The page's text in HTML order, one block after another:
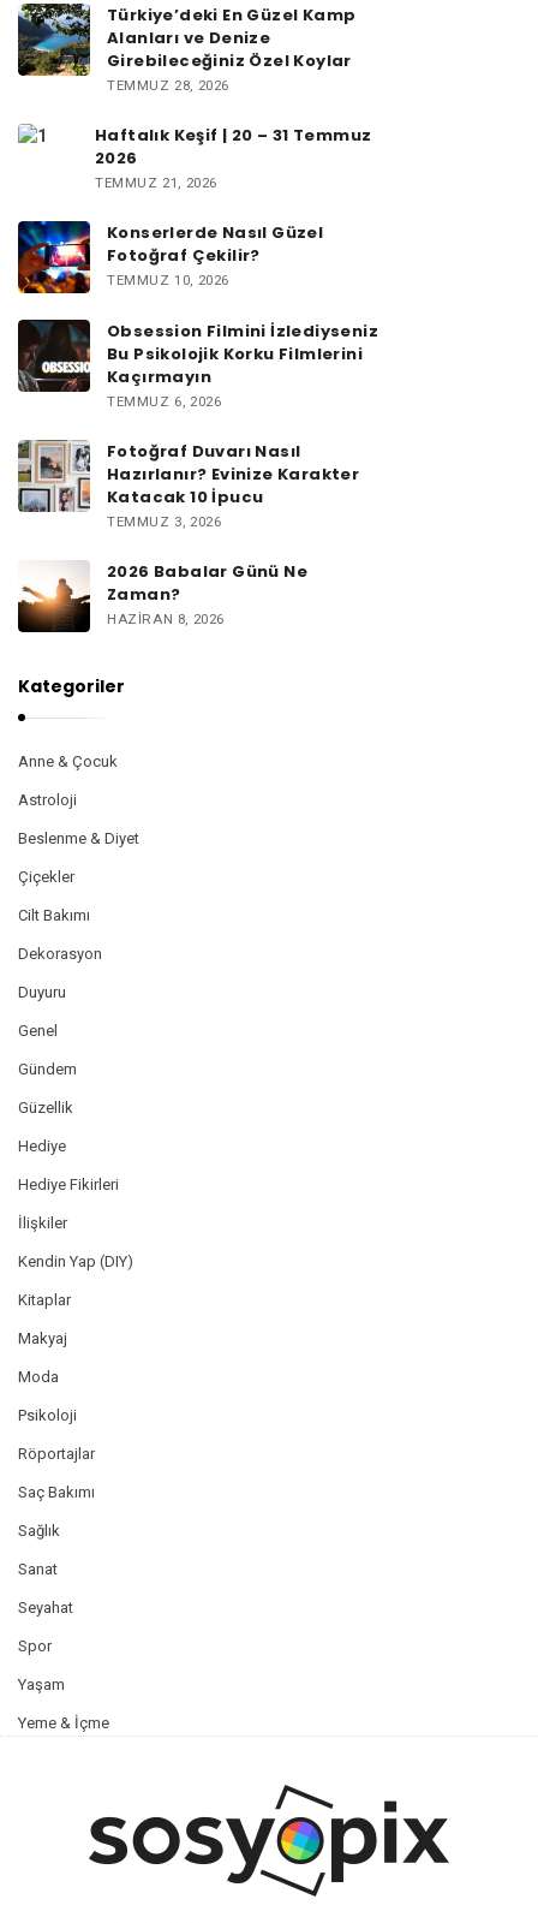
Türkiye’deki En Güzel Kamp
Alanları ve Denize
Girebileceğiniz Özel Koylar
TEMMUZ 28, 2026
Haftalık Keşif | 20 – 31 Temmuz
2026
TEMMUZ 21, 2026
Konserlerde Nasıl Güzel
Fotoğraf Çekilir?
TEMMUZ 10, 2026
Obsession Filmini İzlediyseniz
Bu Psikolojik Korku Filmlerini
Kaçırmayın
TEMMUZ 6, 2026
Fotoğraf Duvarı Nasıl
Hazırlanır? Evinize Karakter
Katacak 10 İpucu
TEMMUZ 3, 2026
2026 Babalar Günü Ne
Zaman?
HAZIRAN 8, 2026
Kategoriler
Anne & Çocuk
Astroloji
Beslenme & Diyet
Çiçekler
Cilt Bakımı
Dekorasyon
Duyuru
Genel
Gündem
Güzellik
Hediye
Hediye Fikirleri
İlişkiler
Kendin Yap (DIY)
Kitaplar
Makyaj
Moda
Psikoloji
Röportajlar
Saç Bakımı
Sağlık
Sanat
Seyahat
Spor
Yaşam
Yeme & İçme